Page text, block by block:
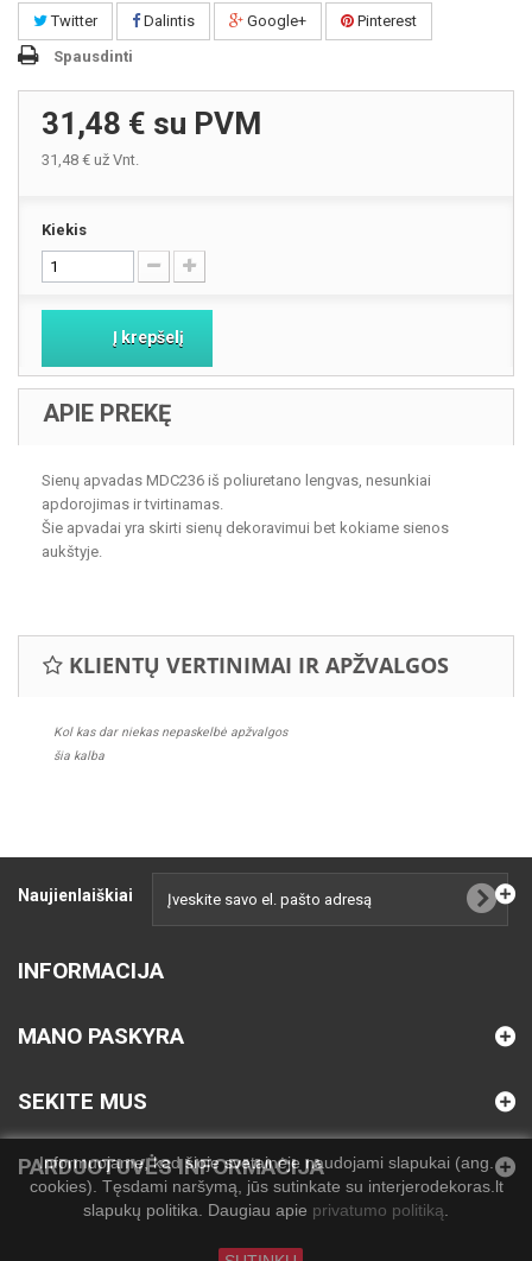
Informuojame, kad šioje svetainėje naudojami slapukai (ang.
cookies). Tęsdami naršymą, jūs sutinkate su interjerodekoras.lt
slapukų politika. Daugiau apie privatumo politiką
Twitter Dalintis Google+
Pinterest
Spausdinti
31,48 € su PVM
31,48 € už Vnt.
Kiekis
Į krepšelį
APIE PREKĘ
Sienų apvadas MDC236 iš poliuretano lengvas, nesunkiai
apdorojimas ir tvirtinamas.
Šie apvadai yra skirti sienų dekoravimui bet kokiame sienos
aukštyje.
KLIENTŲ VERTINIMAI IR APŽVALGOS
Kol kas dar niekas nepaskelbė apžvalgos
šia kalba
Naujienlaiškiai
INFORMACIJA
MANO PASKYRA
SEKITE MUS
PARDUOTUVĖS INFORMACIJA